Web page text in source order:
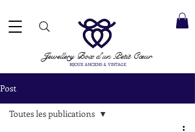
Jewellery Boxd'un Petit Cœur
BIJOUX ANCIENS & VINTAGE
Post
Toutes les publications